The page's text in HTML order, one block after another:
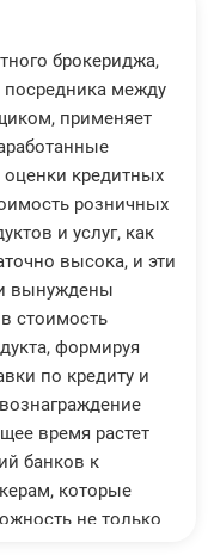
брокериджа,
между
применяет
оценки кредитных
розничных
и услуг, как
высока, и эти
вынуждены
стоимость
формируя
по кредиту и
время растет
банков к
которые
не только